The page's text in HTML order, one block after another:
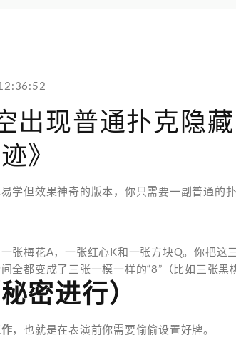
出现普通扑克隐
》
学但效果神奇的版本，你只需要一副普通的
张梅花A，一张红心K和一张方块Q。你把这
全都变成了三张一模一样的“8”（比如三张黑
密进行）
，也就是在表演前你需要偷偷设置好牌。